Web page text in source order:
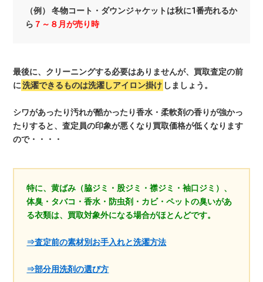
（例） 冬物コート・ダウンジャケットは秋に1番売れるか
ら ７～８月が売り時
最後に、クリーニングする必要はありませんが、買取査定の前
に 洗濯できるものは洗濯しアイロン掛け しましょう。
シワがあったり汚れが酷かったり香水・柔軟剤の香りが強かっ
たりすると、査定員の印象が悪くなり買取価格が低くなります
ので・・・・
特に、黄ばみ（脇ジミ・股ジミ・襟ジミ・袖口ジミ）、
体臭・タバコ・香水・防虫剤・カビ・ペットの臭いがあ
る衣類は、買取対象外になる場合がほとんどです。
⇒査定前の素材別お手入れと洗濯方法
⇒部分用洗剤の選び方